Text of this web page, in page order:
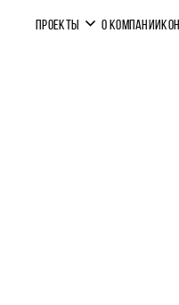
ПРОЕКТЫ О КОМПАНИИ